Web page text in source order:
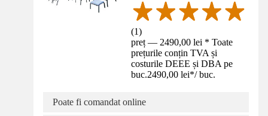
(1)
preț — 2490,00 lei * Toate
prețurile conțin TVA și
costurile DEEE și DBA pe
buc.2490,00 lei*/ buc.
Poate fi comandat online